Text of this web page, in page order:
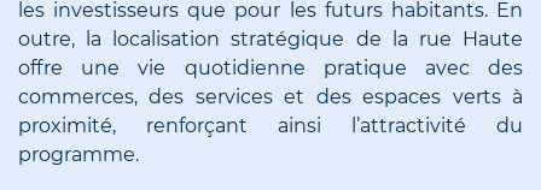
les investisseurs que pour les futurs habitants. En
outre, la localisation stratégique de la rue Haute
offre une vie quotidienne pratique avec des
commerces, des services et des espaces verts à
proximité, renforçant ainsi l’attractivité du
programme.